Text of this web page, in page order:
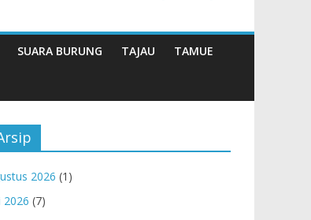
SUARA BURUNG TAJAU TAMUE
2026 (1)
2026 (7)